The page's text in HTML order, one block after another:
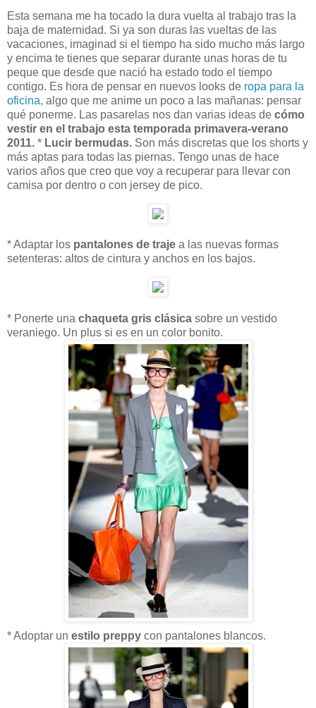
Esta semana me ha tocado la dura vuelta al trabajo tras la
baja de maternidad. Si ya son duras las vueltas de las
vacaciones, imaginad si el tiempo ha sido mucho más largo
y encima te tienes que separar durante unas horas de tu
peque que desde que nació ha estado todo el tiempo
contigo. Es hora de pensar en nuevos looks de ropa para la
oficina, algo que me anime un poco a las mañanas: pensar
qué ponerme. Las pasarelas nos dan varias ideas de cómo
vestir en el trabajo esta temporada primavera-verano
2011. * Lucir bermudas. Son más discretas que los shorts y
más aptas para todas las piernas. Tengo unas de hace
varios años que creo que voy a recuperar para llevar con
camisa por dentro o con jersey de pico.
* Adaptar los pantalones de traje a las nuevas formas
setenteras: altos de cintura y anchos en los bajos.
* Ponerte una chaqueta gris clásica sobre un vestido
veraniego. Un plus si es en un color bonito.
* Adoptar un estilo preppy con pantalones blancos.